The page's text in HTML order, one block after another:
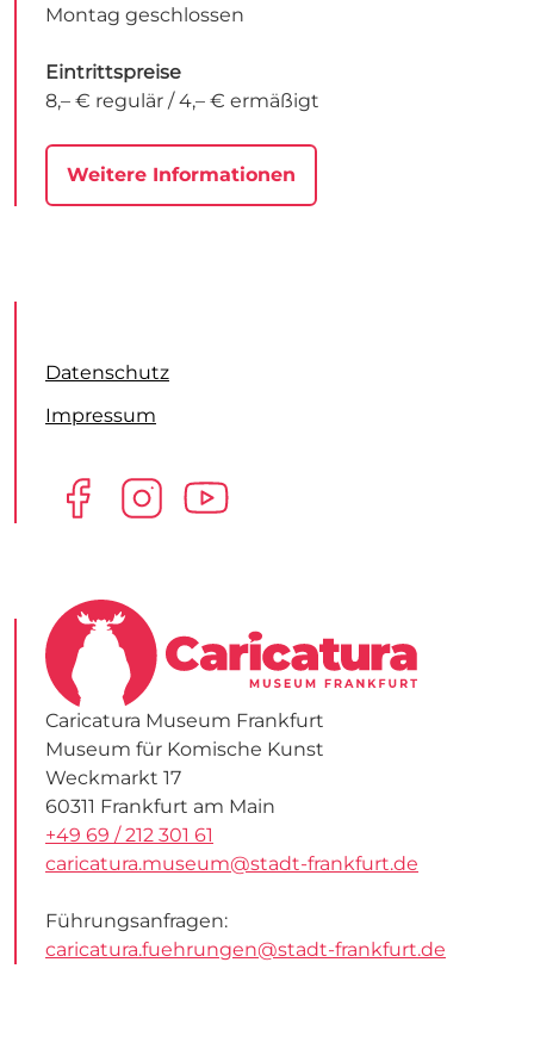
Montag geschlossen
Eintrittspreise
8,– € regulär / 4,– € ermäßigt
Weitere Informationen
Datenschutz
Impressum
Caricatura Museum Frankfurt
Museum für Komische Kunst
Weckmarkt 17
60311 Frankfurt am Main
+49 69 / 212 301 61
caricatura.museum@stadt-frankfurt.de
Führungsanfragen:
caricatura.fuehrungen@stadt-frankfurt.de